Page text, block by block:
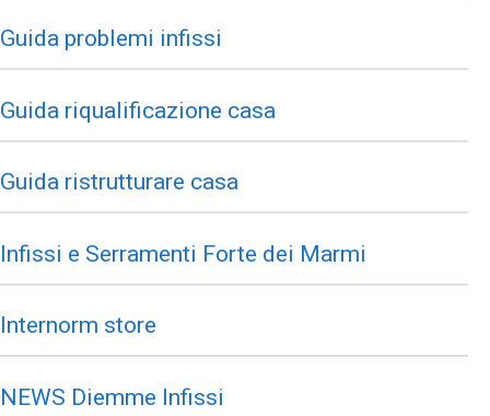
Guida problemi infissi
Guida riqualificazione casa
Guida ristrutturare casa
Infissi e Serramenti Forte dei Marmi
Internorm store
NEWS Diemme Infissi